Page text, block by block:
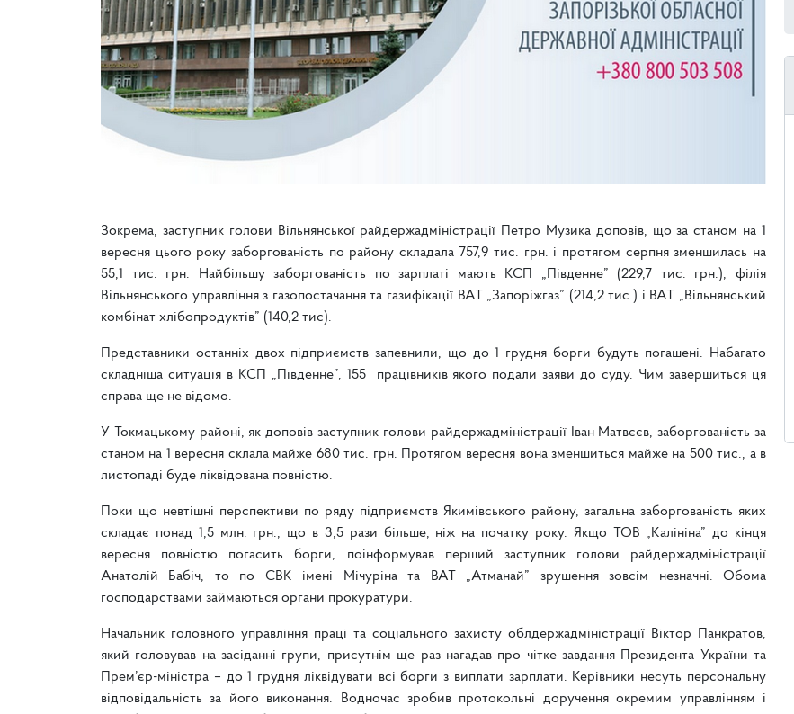
Зокрема, заступник голови Вільнянської райдержадміністрації Петро Музика доповів, що за станом на 1
вересня цього року заборгованість по району складала 757,9 тис. грн. і протягом серпня зменшилась на
55,1 тис. грн. Найбільшу заборгованість по зарплаті мають КСП „Південне” (229,7 тис. грн.), філія
Вільнянського управління з газопостачання та газифікації ВАТ „Запоріжгаз” (214,2 тис.) і ВАТ „Вільнянський
комбінат хлібопродуктів” (140,2 тис).
Представники останніх двох підприємств запевнили, що до 1 грудня борги будуть погашені. Набагато
складніша ситуація в КСП „Південне”, 155 працівників якого подали заяви до суду. Чим завершиться ця
справа ще не відомо.
У Токмацькому районі, як доповів заступник голови райдержадміністрації Іван Матвєєв, заборгованість за
станом на 1 вересня склала майже 680 тис. грн. Протягом вересня вона зменшиться майже на 500 тис., а в
листопаді буде ліквідована повністю.
Поки що невтішні перспективи по ряду підприємств Якимівського району, загальна заборгованість яких
складає понад 1,5 млн. грн., що в 3,5 рази більше, ніж на початку року. Якщо ТОВ „Калініна” до кінця
вересня повністю погасить борги, поінформував перший заступник голови райдержадміністрації
Анатолій Бабіч, то по СВК імені Мічуріна та ВАТ „Атманай” зрушення зовсім незначні. Обома
господарствами займаються органи прокуратури.
Начальник головного управління праці та соціального захисту облдержадміністрації Віктор Панкратов,
який головував на засіданні групи, присутнім ще раз нагадав про чітке завдання Президента України та
Прем’єр-міністра – до 1 грудня ліквідувати всі борги з виплати зарплати. Керівники несуть персональну
відповідальність за його виконання. Водночас зробив протокольні доручення окремим управлінням і